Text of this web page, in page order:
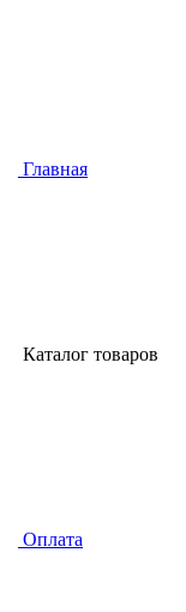
Главная
Каталог товаров
Оплата